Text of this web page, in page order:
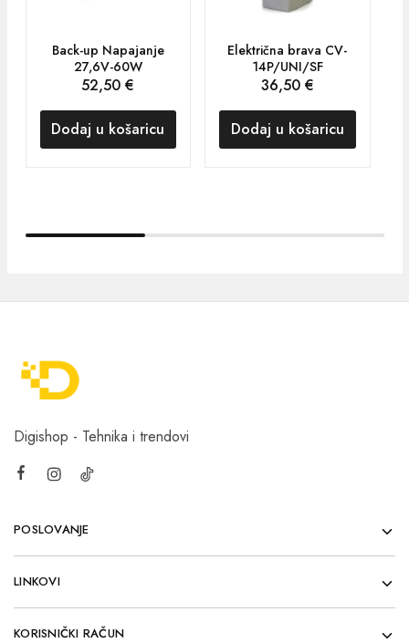
Back-up Napajanje
27,6V-60W
52,50€
Dodaj u košaricu
Električna brava CV-
14P/UNI/SF
36,50 €
Dodaj u košaricu
Digishop - Tehnika i trendovi
POSLOVANJE
LINKOVI
KORISNIČKI RAČUN